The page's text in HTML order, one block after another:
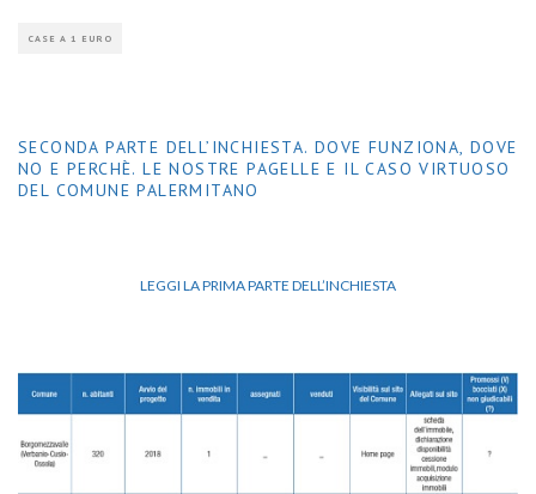
CASE A 1 EURO
SECONDA PARTE DELL’INCHIESTA. DOVE FUNZIONA, DOVE
NO E PERCHÈ. LE NOSTRE PAGELLE E IL CASO VIRTUOSO
DEL COMUNE PALERMITANO
LEGGI LA PRIMA PARTE DELL’INCHIESTA